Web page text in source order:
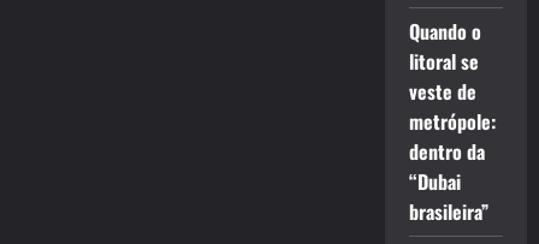
Quando o
litoral se
veste de
metrópole:
dentro da
“Dubai
brasileira”